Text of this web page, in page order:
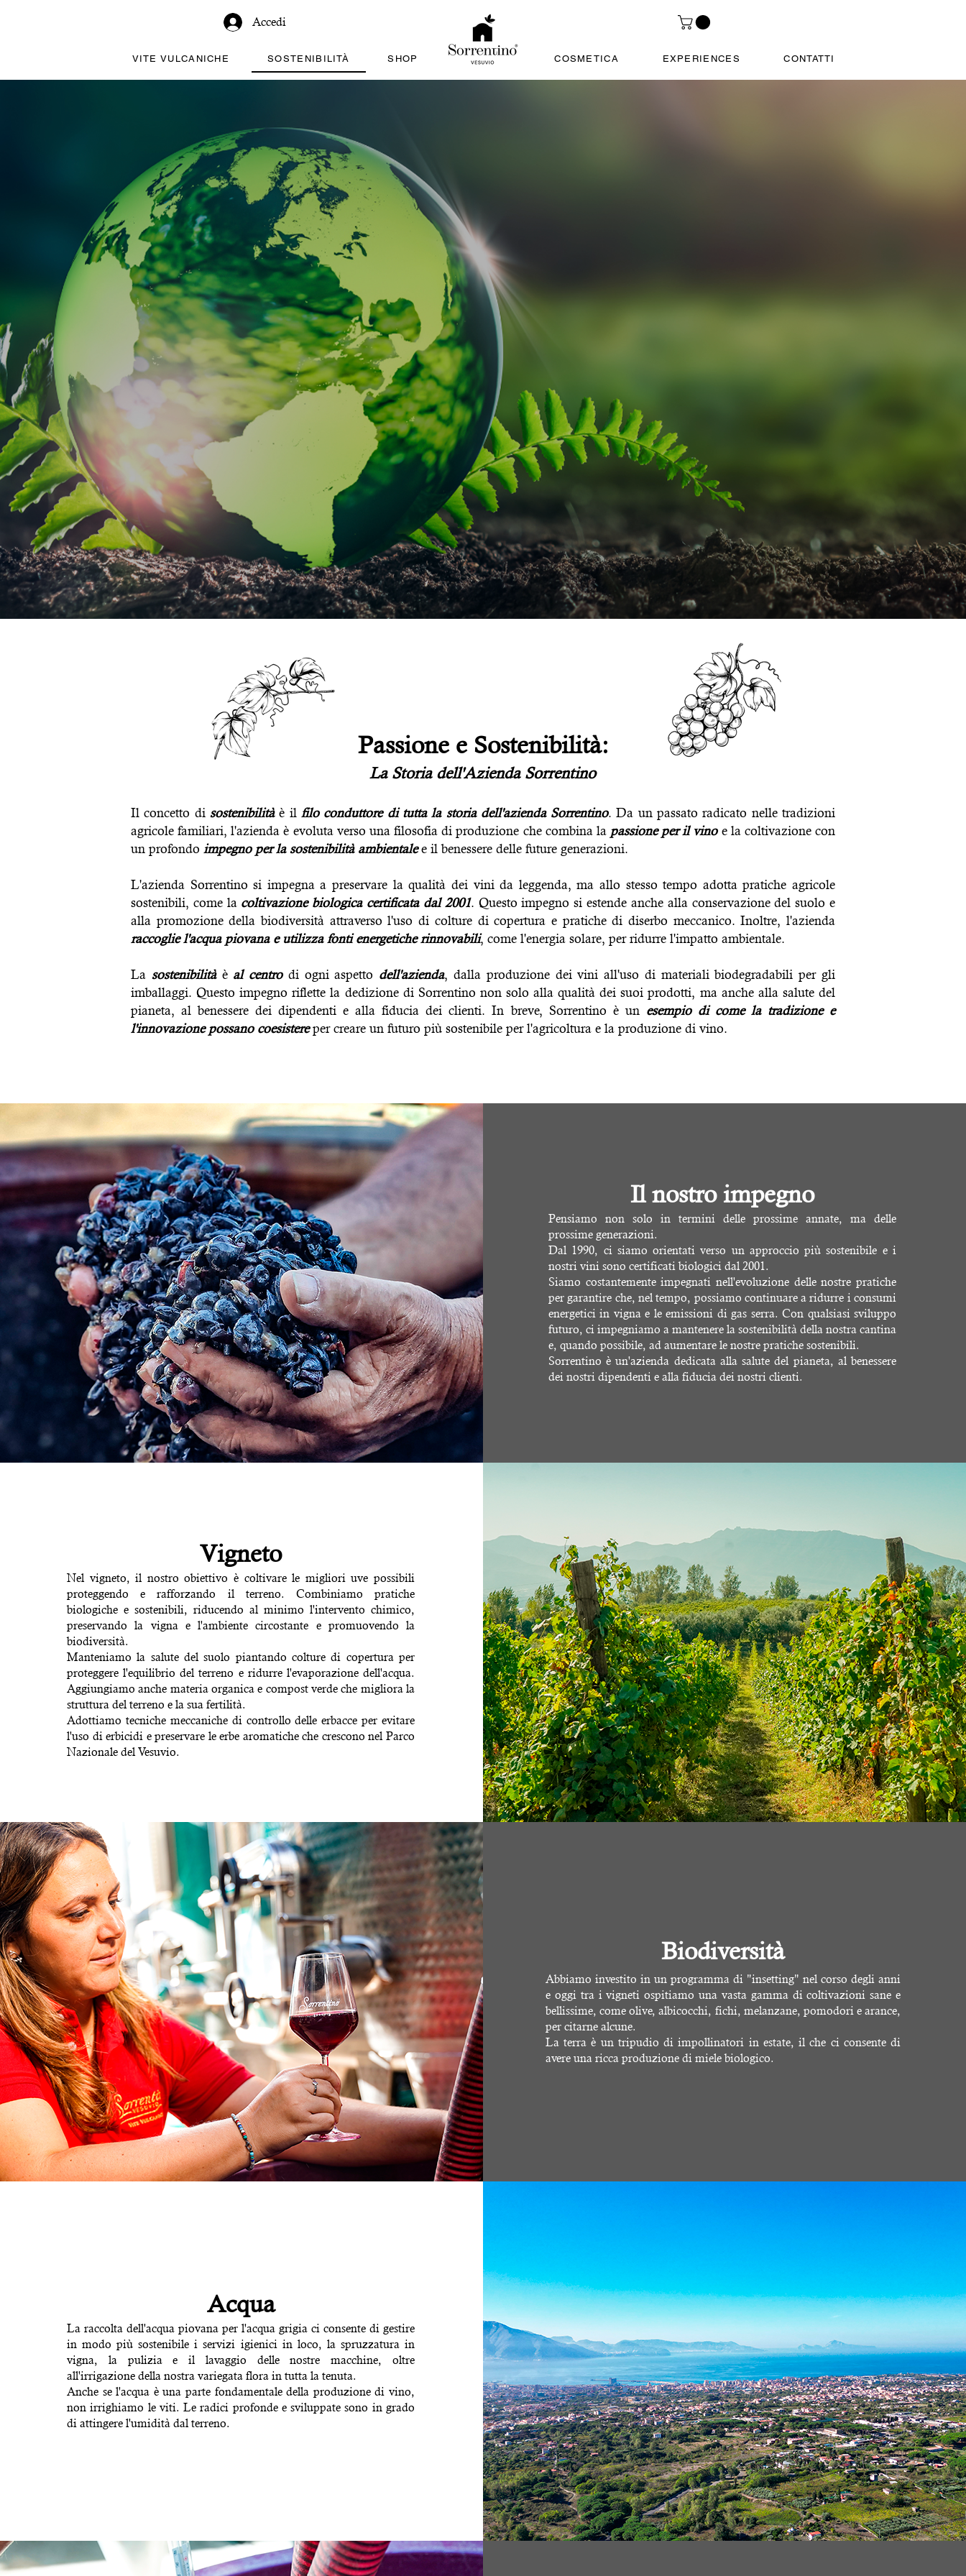
Accedi
VITE VULCANICHE SOSTENIBILITÀ SHOP COSMETICA EXPERIENCES CONTATTI
La Storia dell'Azienda Sorrentino
Passione e Sostenibilità:
Il concetto disostenibilitàè il filo conduttore di tutta la storia dell'azienda Sorrentino. Da un passato radicato nelle tradizioni
agricole familiari, l'azienda è evoluta verso una filosofia di produzione che combina la passione per il vinoe la coltivazione con
un profondo impegno per la sostenibilità ambientalee il benessere delle future generazioni.
L'azienda Sorrentino si impegna a preservare la qualità dei vini da leggenda, ma allo stesso tempo adotta pratiche agricole
sostenibili, come la coltivazione biologica certificata dal 2001. Questo impegno si estende anche alla conservazione del suolo e
alla promozione della biodiversità attraverso l'uso di colture di copertura e pratiche di diserbo meccanico. Inoltre, l'azienda
raccoglie l'acqua piovana e utilizza fonti energetiche rinnovabili, come l'energia solare, per ridurre l'impatto ambientale.
La sostenibilitàè al centrodi ogni aspetto dell'azienda, dalla produzione dei vini all'uso di materiali biodegradabili per gli
imballaggi. Questo impegno riflette la dedizione di Sorrentino non solo alla qualità dei suoi prodotti, ma anche alla salute del
pianeta, al benessere dei dipendenti e alla fiducia dei clienti. In breve, Sorrentino è un esempio di come la tradizione e
l'innovazione possano coesistereper creare un futuro più sostenibile per l'agricoltura e la produzione di vino.
Il nostro impegno
Pensiamo non solo in termini delle prossime annate, ma delle
prossime generazioni.
Dal 1990, ci siamo orientati verso un approccio più sostenibile e i
nostri vini sono certificati biologici dal 2001.
Siamo costantemente impegnati nell'evoluzione delle nostre pratiche
per garantire che, nel tempo, possiamo continuare a ridurre i consumi
energetici in vigna e le emissioni di gas serra. Con qualsiasi sviluppo
futuro, ci impegniamo a mantenere la sostenibilità della nostra cantina
e, quando possibile, ad aumentare le nostre pratiche sostenibili.
Sorrentino è un'azienda dedicata alla salute del pianeta, al benessere
dei nostri dipendenti e alla fiducia dei nostri clienti.
Vigneto
Nel vigneto, il nostro obiettivo è coltivare le migliori uve possibili
proteggendo e rafforzando il terreno. Combiniamo pratiche
biologiche e sostenibili, riducendo al minimo l'intervento chimico,
preservando la vigna e l'ambiente circostante e promuovendo la
biodiversità.
Manteniamo la salute del suolo piantando colture di copertura per
proteggere l'equilibrio del terreno e ridurre l'evaporazione dell'acqua.
Aggiungiamo anche materia organica e compost verde che migliora la
struttura del terreno e la sua fertilità.
Adottiamo tecniche meccaniche di controllo delle erbacce per evitare
l'uso di erbicidi e preservare le erbe aromatiche che crescono nel Parco
Nazionale del Vesuvio.
Biodiversità
Abbiamo investito in un programma di "insetting" nel corso degli anni
e oggi tra i vigneti ospitiamo una vasta gamma di coltivazioni sane e
bellissime, come olive, albicocchi, fichi, melanzane, pomodori e arance,
per citarne alcune.
La terra è un tripudio di impollinatori in estate, il che ci consente di
avere una ricca produzione di miele biologico.
Acqua
La raccolta dell'acqua piovana per l'acqua grigia ci consente di gestire
in modo più sostenibile i servizi igienici in loco, la spruzzatura in
vigna, la pulizia e il lavaggio delle nostre macchine, oltre
all'irrigazione della nostra variegata flora in tutta la tenuta.
Anche se l'acqua è una parte fondamentale della produzione di vino,
non irrighiamo le viti. Le radici profonde e sviluppate sono in grado
di attingere l'umidità dal terreno.